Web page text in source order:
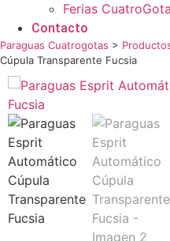
Ferias
Contacto
Paraguas Cuatrogotas >
Cúpula Transparente Fucsia